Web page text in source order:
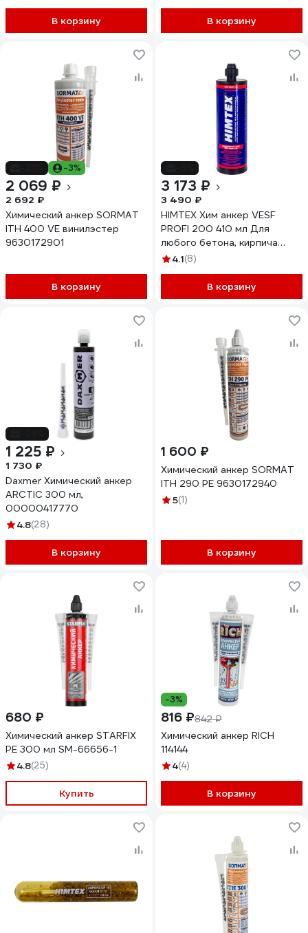
В корзину В корзину
-3%
2 069 ₽
2 692 ₽
Химический анкер SORMAT
ITH 400 VE винилэстер
9630172901
В корзину
3 173 ₽
3 490 ₽
HIMTEX Хим анкер VESF
PROFI 200 410 мл Для
любого бетона, кирпича
всесезонный + 1 насадка
4.1(8)
В корзину
1 225 ₽
1 730 ₽
Daxmer Химический анкер
ARCTIC 300 мл,
00000417770
4.8(28)
В корзину
1 600 ₽
Химический анкер SORMAT
ITH 290 PE 9630172940
5(1)
В корзину
680 ₽
Химический анкер STARFIX
PE 300 мл SM-66656-1
4.8(25)
Купить
-3%
816 ₽842 ₽
Химический анкер RICH
114144
4(4)
В корзину